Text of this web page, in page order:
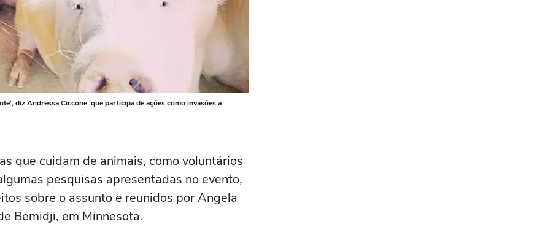
diz Andressa Ciccone, que participa de ações como invasões a
que cuidam de animais, como voluntários
pesquisas apresentadas no evento,
sobre o assunto e reunidos por Angela
Bemidji, em Minnesota.